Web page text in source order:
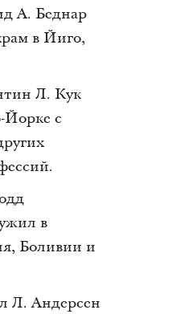
А. Беднар
в Йиго,
Л. Кук
Йорке с
в
Боливии и
Л. Андерсен